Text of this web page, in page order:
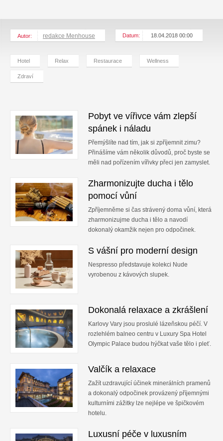
Autor: redakce Menhouse Datum: 18.04.2018 00:00
Hotel Relax Restaurace Wellness
Zdraví
Pobyt ve vířivce vám zlepší
spánek i náladu
Přemýšlíte nad tím, jak si zpříjemnit zimu?
Přinášíme vám několik důvodů, proč byste se
měli nad pořízením vířivky přeci jen zamyslet.
Zharmonizujte ducha i tělo
pomocí vůní
Zpříjemněme si čas strávený doma vůní, která
zharmonizujme ducha i tělo a navodí
dokonalý okamžik nejen pro odpočinek.
S vášní pro moderní design
Nespresso představuje kolekci Nude
vyrobenou z kávových slupek.
Dokonalá relaxace a zkrášlení
Karlovy Vary jsou proslulé lázeňskou péčí. V
rozlehlém balneo centru v Luxury Spa Hotel
Olympic Palace budou hýčkat vaše tělo i pleť.
Valčík a relaxace
Zažít uzdravující účinek minerálních pramenů
a dokonalý odpočinek provázený příjemnými
kulturními zážitky lze nejlépe ve špičkovém
hotelu.
Luxusní péče v luxusním